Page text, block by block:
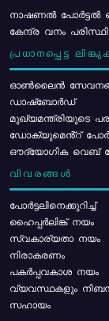
നാഷണൽ പോർട്ടൽ
കേന്ദ്ര വനം
പ്രധാനപ്പെട്ട
ഓൺലൈൻ
ഡാഷ്ബോർഡ്
മുഖ്യമന്ത്രിയുടെ
ഡോക്യുമെൻ്റ്
ഔദ്യോഗിക വെബ്
വിവരങ്ങൾ
പോര്‍ട്ടലിനെക്കുറിച്ച്
ഹൈപ്പർലിങ്ക് നയം
സ്വകാര്യതാ നയം
നിരാകരണം
പകർപ്പവകാശ നയം
വ്യവസ്ഥകളും
സഹായം